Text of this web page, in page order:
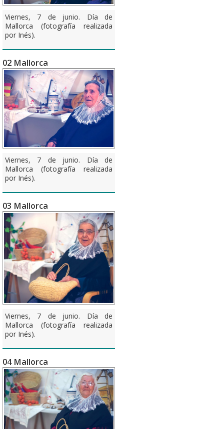
Viernes, 7 de junio. Día de
Mallorca (fotografía realizada
por Inés).
02 Mallorca
Viernes, 7 de junio. Día de
Mallorca (fotografía realizada
por Inés).
03 Mallorca
Viernes, 7 de junio. Día de
Mallorca (fotografía realizada
por Inés).
04 Mallorca